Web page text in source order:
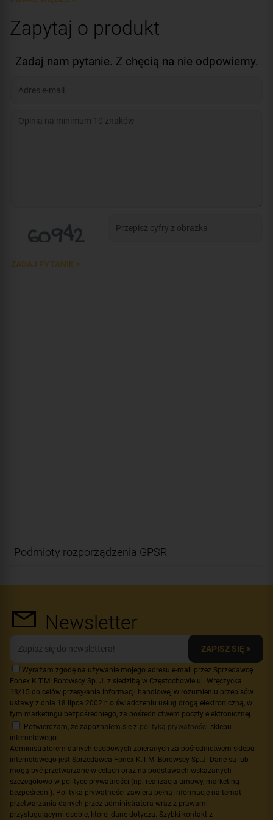
Zapytaj o produkt
Zadaj nam pytanie. Z chęcią na nie odpowiemy.
ZADAJ PYTANIE >
Podmioty rozporządzenia GPSR
Newsletter
ZAPISZ SIĘ >
Wyrażam zgodę na używanie mojego adresu e-mail przez Sprzedawcę
Fonex K.T.M. Borowscy Sp. J. z siedzibą w Częstochowie ul. Wręczycka
13/15 do celów przesyłania informacji handlowej w rozumieniu przepisów
ustawy z dnia 18 lipca 2002 r. o świadczeniu usług drogą elektroniczną, w
tym marketingu bezpośredniego, za pośrednictwem poczty elektronicznej.
Potwierdzam, że zapoznałem się z polityką prywatności sklepu
internetowego
Administratorem danych osobowych zbieranych za pośrednictwem sklepu
internetowego jest Sprzedawca Fonex K.T.M. Borowscy Sp.J. Dane są lub
mogą być przetwarzane w celach oraz na podstawach wskazanych
szczegółowo w polityce prywatności (np. realizacja umowy, marketing
bezpośredni). Polityka prywatności zawiera pełną informację na temat
przetwarzania danych przez administratora wraz z prawami
przysługującymi osobie, której dane dotyczą. Szybki kontakt z